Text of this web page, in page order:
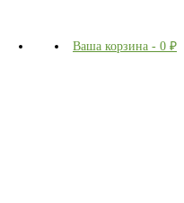
Ваша корзина - 0 ₽